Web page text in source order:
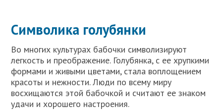
Символика голубянки
Во многих культурах бабочки символизируют
легкость и преображение. Голубянка, с ее хрупкими
формами и живыми цветами, стала воплощением
красоты и нежности. Люди по всему миру
восхищаются этой бабочкой и считают ее знаком
удачи и хорошего настроения.